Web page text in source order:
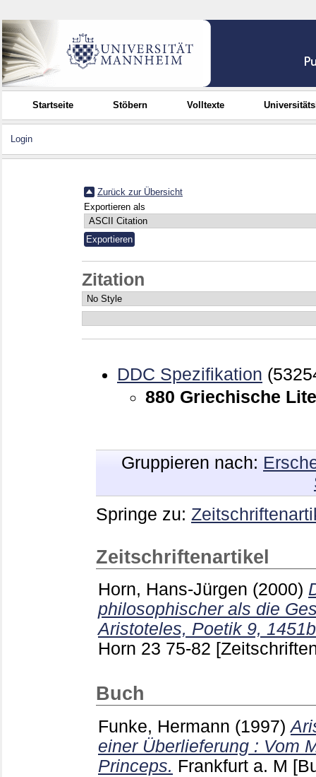
Startseite Stöbern Volltexte
Login
Zurück zur Übersicht
Exportieren als
Zitation
DDC Spezifikation
880 Griechische
Gruppieren nach:
Springe zu:
Zeitschriftenartikel
Horn, Hans-Jürgen (2000)
philosophischer als die
Aristoteles, Poetik 9,
Horn 23 75-82
Buch
Funke, Hermann (1997)
einer Überlieferung : Vom
Princeps. Frankfurt a. M